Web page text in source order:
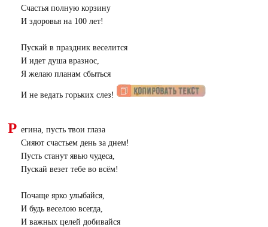
Счастья полную корзину
И здоровья на 100 лет!
Пускай в праздник веселится
И идет душа вразнос,
Я желаю планам сбыться
И не ведать горьких слез!
Р егина, пусть твои глаза
Сияют счастьем день за днем!
Пусть станут явью чудеса,
Пускай везет тебе во всём!
Почаще ярко улыбайся,
И будь веселою всегда,
И важных целей добивайся